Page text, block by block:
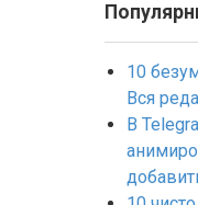
10
Вся
В